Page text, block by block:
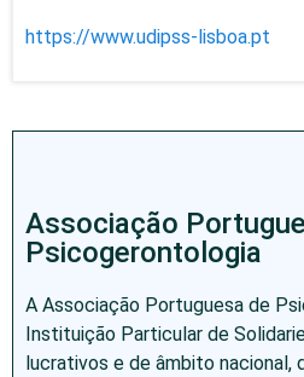
https://www.udipss-lisboa.pt
Associação
Psicogerontologia
A Associação Portuguesa de
Instituição Particular de
lucrativos e de âmbito nacional,